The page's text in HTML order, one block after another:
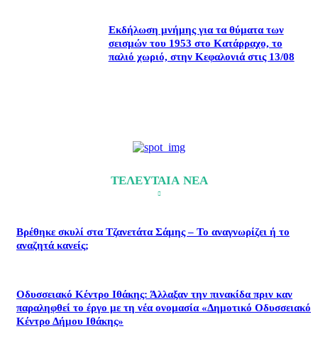
Εκδήλωση μνήμης για τα θύματα των
σεισμών του 1953 στο Κατάρραχο, το
παλιό χωριό, στην Κεφαλονιά στις 13/08
ΤΕΛΕΥΤΑΙΑ ΝΕΑ
Βρέθηκε σκυλί στα Τζανετάτα Σάμης – Το αναγνωρίζει ή το
αναζητά κανείς;
Οδυσσειακό Κέντρο Ιθάκης: Άλλαξαν την πινακίδα πριν καν
παραληφθεί το έργο με τη νέα ονομασία «Δημοτικό Οδυσσειακό
Κέντρο Δήμου Ιθάκης»